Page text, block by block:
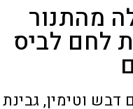
מהתנור
לחם לביס
וטימין, גבינת